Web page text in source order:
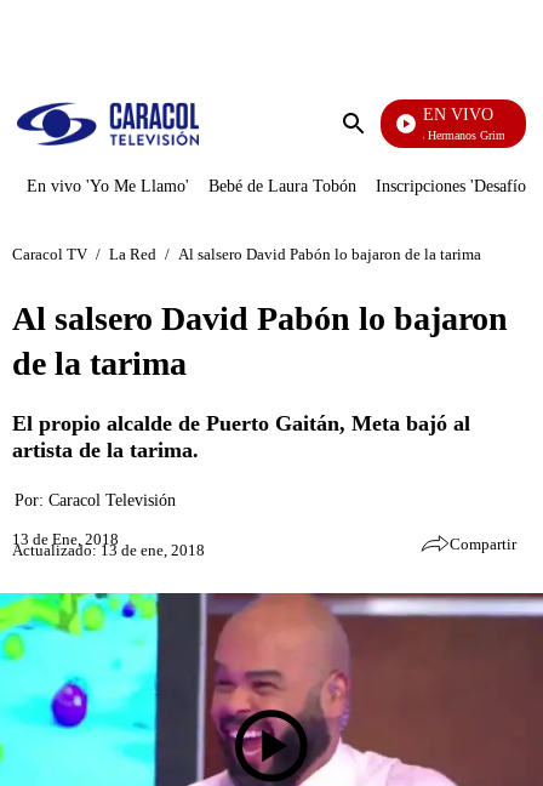
Enviar
EN VIVO
Cuentos De Los Hermanos Grimm
En vivo 'Yo Me Llamo' Bebé de Laura Tobón Inscripciones 'Desafío'
Caracol TV / La Red / Al salsero David Pabón lo bajaron de la tarima
Al salsero David Pabón lo bajaron
de la tarima
El propio alcalde de Puerto Gaitán, Meta bajó al
artista de la tarima.
Por: Caracol Televisión
13 de Ene, 2018
Actualizado: 13 de ene, 2018 Compartir